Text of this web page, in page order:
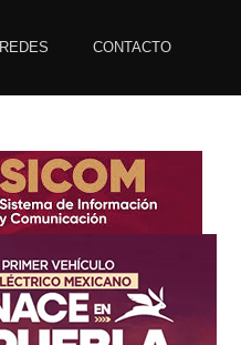
REDES CONTACTO